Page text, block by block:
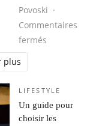
pour engager un
Povoski
Commentaires
fermés
plus
LIFESTYLE
Un guide pour
choisir les